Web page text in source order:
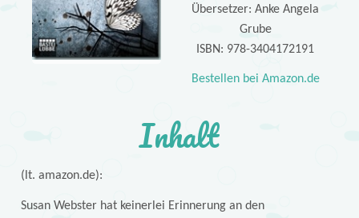
Übersetzer: Anke Angela
Grube
ISBN: 978-3404172191
Bestellen bei Amazon.de
Inhalt
(lt. amazon.de):
Susan Webster hat keinerlei Erinnerung an den